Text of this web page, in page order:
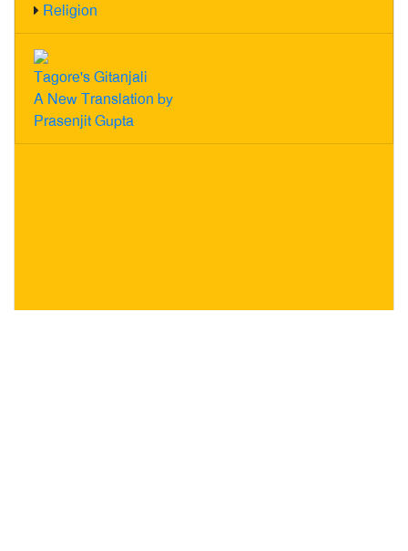
Religion
Tagore's Gitanjali
A New Translation by
Prasenjit Gupta